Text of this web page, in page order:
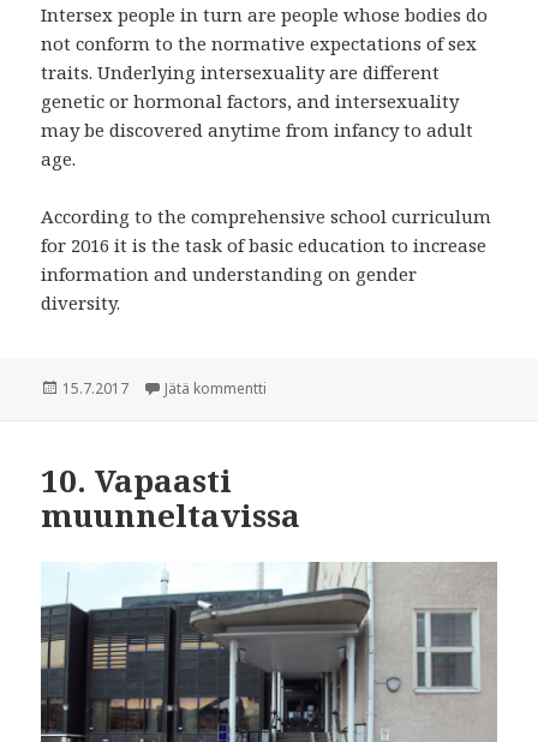
Intersex people in turn are people whose bodies do
not conform to the normative expectations of sex
traits. Underlying intersexuality are different
genetic or hormonal factors, and intersexuality
may be discovered anytime from infancy to adult
age.
According to the comprehensive school curriculum
for 2016 it is the task of basic education to increase
information and understanding on gender
diversity.
Julkaistu
15.7.2017 Jätä kommentti
10. Vapaasti
muunneltavissa